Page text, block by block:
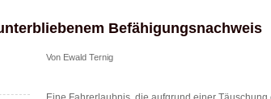
Befähigungsnachweis
Von Ewald Ternig